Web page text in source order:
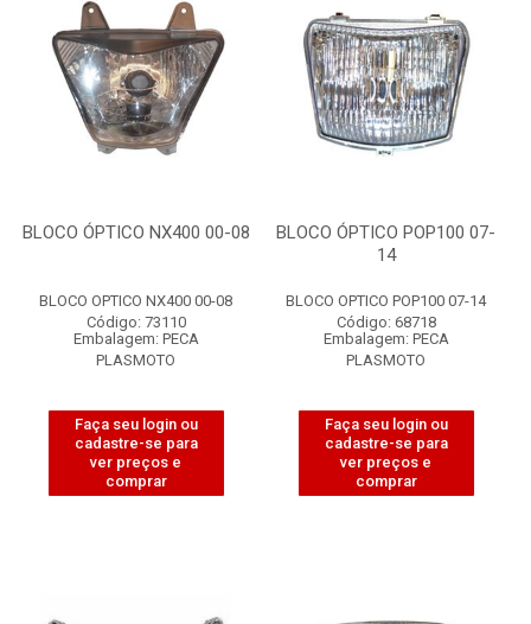
BLOCO ÓPTICO NX400 00-08
BLOCO OPTICO NX400 00-08
Código: 73110
Embalagem: PECA
PLASMOTO
Faça seu login ou
cadastre-se para
ver preços e
comprar
BLOCO ÓPTICO POP100 07-
14
BLOCO OPTICO POP100 07-14
Código: 68718
Embalagem: PECA
PLASMOTO
Faça seu login ou
cadastre-se para
ver preços e
comprar